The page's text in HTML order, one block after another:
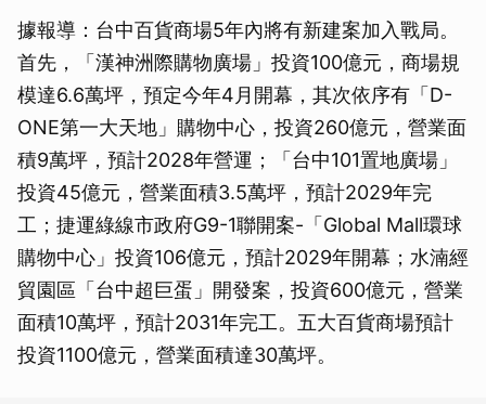
據報導：台中百貨商場5年內將有新建案加入戰局。
首先，「漢神洲際購物廣場」投資100億元，商場規
模達6.6萬坪，預定今年4月開幕，其次依序有「D-
ONE第一大天地」購物中心，投資260億元，營業面
積9萬坪，預計2028年營運；「台中101置地廣場」
投資45億元，營業面積3.5萬坪，預計2029年完
工；捷運綠線市政府G9-1聯開案-「Global Mall環球
購物中心」投資106億元，預計2029年開幕；水湳經
貿園區「台中超巨蛋」開發案，投資600億元，營業
面積10萬坪，預計2031年完工。五大百貨商場預計
投資1100億元，營業面積達30萬坪。